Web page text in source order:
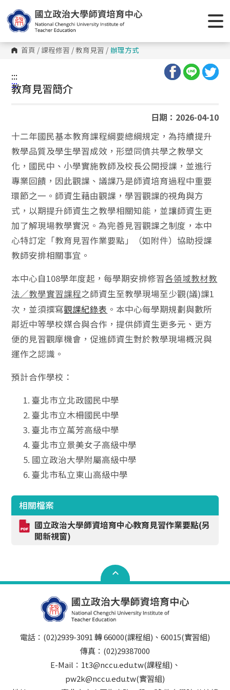
到
主
要
內
容
區 首頁 / 課程修習 /教育見習 / 辦理方式
:::
:::
教育見習簡介
日期：2026-04-10
十二年國民基本教育課程綱要總綱規定，為持續提升
教學品質及學生學習成效，形塑同儕共學之教學文
化，國民中、小學實施教師及校長公開授課，並進行
專業回饋，因此觀課、議課乃是師資培育過程中重要
環節之一。師資生藉由觀課，學習觀課的視角與方
式，以期提升師資生之教學相關知能，並讓師資生更
加了解現場教學實況。為完善見習觀課之制度，本中
心特訂定「教育見習作業要點」（如附件）協助授課
教師安排相關事宜。
本中心自108學年度起，每學期安排修習各領域教材教
法／教學實習課程之師資生至教學現場至少觀(議)課1
次，並須撰寫觀課紀錄表 。本中心每學期規劃與數所
鄰近中等學校媒合與合作，提供師資生更多元、更方
便的見習觀摩機會，促進師資生對於教學現場概況與
運作之認識。
預計合作學校：
臺北市立北政國民中學
臺北市立木柵國民中學
臺北市立萬芳高級中學
臺北市立景美女子高級中學
國立政治大學附屬高級中學
臺北市私立東山高級中學
相關檔案
國立政治大學師資培育中心教育見習作業要點(另
開新視窗)
電話：(02)2939-3091 轉 66000(課程組)、60015(實習組)
傳真：(02)29387000
E-Mail：1t3@nccu.edu.tw(課程組)、
pw2k@nccu.edu.tw(實習組)